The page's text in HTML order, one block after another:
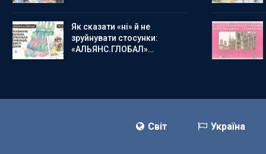
Як сказати «ні» й не
зруйнувати стосунки:
«АЛЬЯНС.ГЛОБАЛ»…
Світ Україна